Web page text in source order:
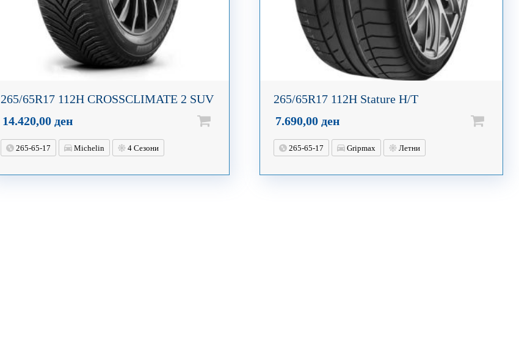
265/65R17 112H CROSSCLIMATE 2 SUV
14.420,00 ден
265-65-17 Michelin 4 Сезони
265/65R17 112H Stature H/T
7.690,00ден
265-65-17 Gripmax Летни